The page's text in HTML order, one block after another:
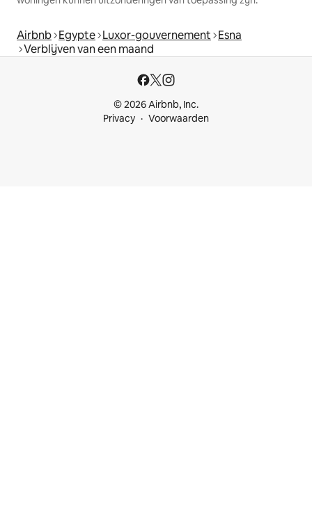
Airbnb Egypte Luxor-gouvernement Esna
Verblijven van een maand
© 2026 Airbnb, Inc.
Privacy
Voorwaarden